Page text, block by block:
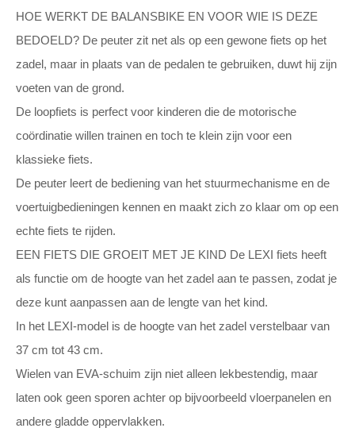
HOE WERKT DE BALANSBIKE EN VOOR WIE IS DEZE
BEDOELD? De peuter zit net als op een gewone fiets op het
zadel, maar in plaats van de pedalen te gebruiken, duwt hij zijn
voeten van de grond.
De loopfiets is perfect voor kinderen die de motorische
coördinatie willen trainen en toch te klein zijn voor een
klassieke fiets.
De peuter leert de bediening van het stuurmechanisme en de
voertuigbedieningen kennen en maakt zich zo klaar om op een
echte fiets te rijden.
EEN FIETS DIE GROEIT MET JE KIND De LEXI fiets heeft
als functie om de hoogte van het zadel aan te passen, zodat je
deze kunt aanpassen aan de lengte van het kind.
In het LEXI-model is de hoogte van het zadel verstelbaar van
37 cm tot 43 cm.
Wielen van EVA-schuim zijn niet alleen lekbestendig, maar
laten ook geen sporen achter op bijvoorbeeld vloerpanelen en
andere gladde oppervlakken.